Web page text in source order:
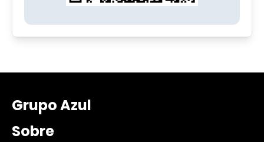
Grupo Azul
Sobre